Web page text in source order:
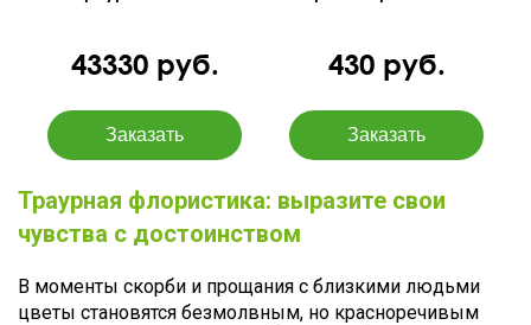
43330 руб. 430 руб.
Траурная флористика: выразите свои
чувства с достоинством
В моменты скорби и прощания с близкими людьми
цветы становятся безмолвным, но красноречивым